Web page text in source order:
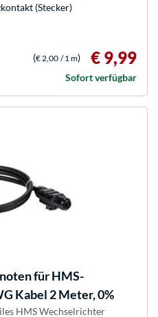
(Stecker)
(€ 2,00 / 1 m) € 9,99
Sofort verfügbar
für HMS-
Kabel 2 Meter, 0%
HMS Wechselrichter